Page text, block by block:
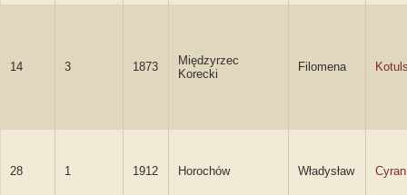
14 3 1873
Międzyrzec
Korecki
Filomena
28 1 1912 Horochów Władysław Cyran